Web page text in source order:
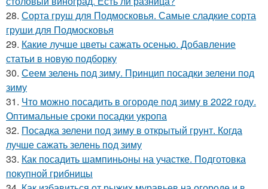
28. Сорта груш для Подмосковья. Самые сладкие сорта
груши для Подмосковья
29. Какие лучше цветы сажать осенью. Добавление
статьи в новую подборку
30. Сеем зелень под зиму. Принцип посадки зелени под
зиму
31. Что можно посадить в огороде под зиму в 2022 году.
Оптимальные сроки посадки укропа
32. Посадка зелени под зиму в открытый грунт. Когда
лучше сажать зелень под зиму
33. Как посадить шампиньоны на участке. Подготовка
покупной грибницы